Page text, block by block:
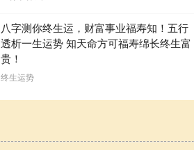
八字测你终生运，财富事业福寿知！五行
透析一生运势 知天命方可福寿绵长终生富
贵！
终生运势